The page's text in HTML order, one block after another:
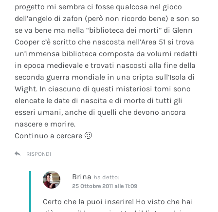
progetto mi sembra ci fosse qualcosa nel gioco
dell’angelo di zafon (però non ricordo bene) e son so
se va bene ma nella “biblioteca dei morti” di Glenn
Cooper c’è scritto che nascosta nell’Area 51 si trova
un’immensa biblioteca composta da volumi redatti
in epoca medievale e trovati nascosti alla fine della
seconda guerra mondiale in una cripta sull’Isola di
Wight. In ciascuno di questi misteriosi tomi sono
elencate le date di nascita e di morte di tutti gli
esseri umani, anche di quelli che devono ancora
nascere e morire.
Continuo a cercare 🙂
RISPONDI
Brina ha detto:
25 Ottobre 2011 alle 11:09
Certo che la puoi inserire! Ho visto che hai